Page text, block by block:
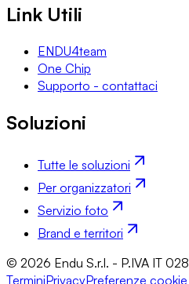
Link Utili
ENDU4team
One Chip
Supporto - contattaci
Soluzioni
Tutte le soluzioni
Per organizzatori
Servizio foto
Brand e territori
© 2026 Endu S.r.l. - P.IVA IT
TerminiPrivacyPreferenze cookie